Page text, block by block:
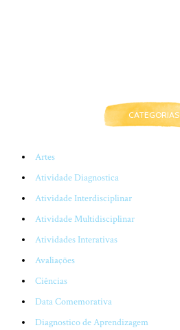
CATEGORIAS
Artes
Atividade Diagnostica
Atividade Interdisciplinar
Atividade Multidisciplinar
Atividades Interativas
Avaliações
Ciências
Data Comemorativa
Diagnostico de Aprendizagem